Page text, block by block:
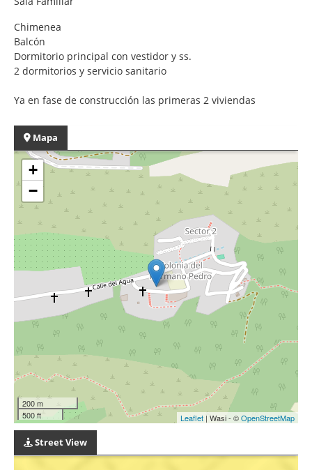
Chimenea
Balcón
Dormitorio principal con vestidor y ss.
2 dormitorios y servicio sanitario
Ya en fase de construcción las primeras 2 viviendas
Mapa
+
−
200 m
500 ft
Leaflet | Wasi - ©OpenStreetMap
Street View